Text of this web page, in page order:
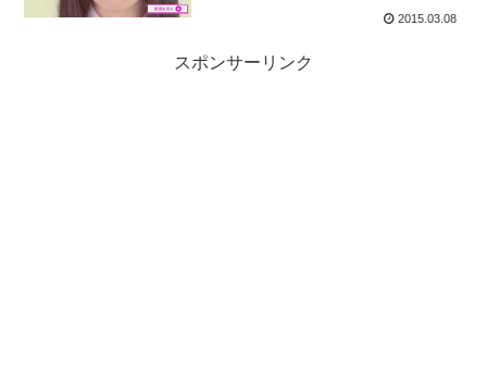
2015.03.08
スポンサーリンク